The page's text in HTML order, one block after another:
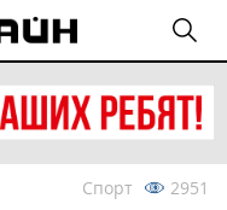
Спорт 2951